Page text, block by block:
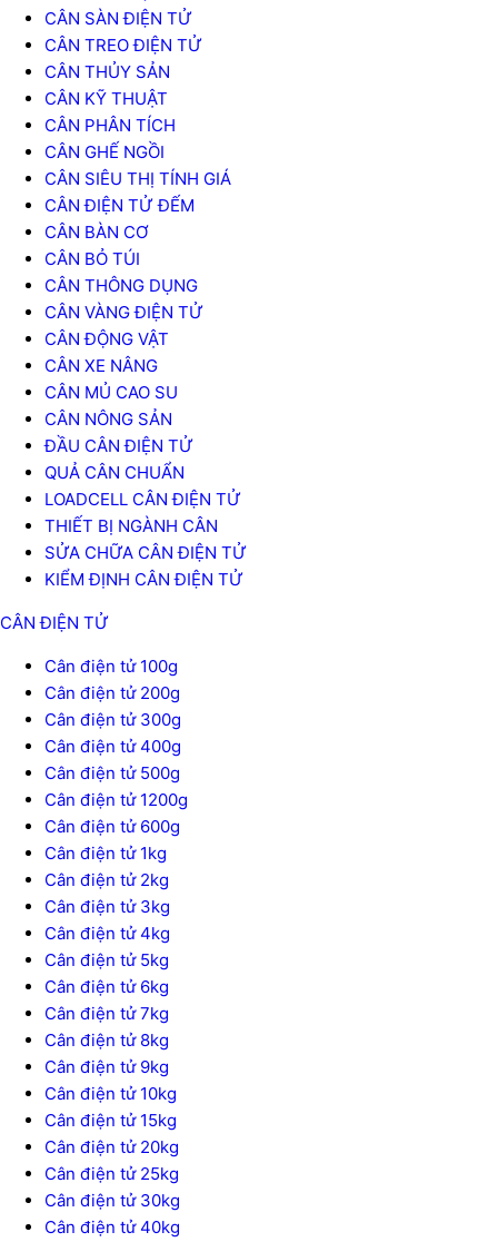
CÂN SÀN ĐIỆN TỬ
CÂN TREO ĐIỆN TỬ
CÂN THỦY SẢN
CÂN KỸ THUẬT
CÂN PHÂN TÍCH
CÂN GHẾ NGỒI
CÂN SIÊU THỊ TÍNH GIÁ
CÂN ĐIỆN TỬ ĐẾM
CÂN BÀN CƠ
CÂN BỎ TÚI
CÂN THÔNG DỤNG
CÂN VÀNG ĐIỆN TỬ
CÂN ĐỘNG VẬT
CÂN XE NÂNG
CÂN MỦ CAO SU
CÂN NÔNG SẢN
ĐẦU CÂN ĐIỆN TỬ
QUẢ CÂN CHUẨN
LOADCELL CÂN ĐIỆN TỬ
THIẾT BỊ NGÀNH CÂN
SỬA CHỮA CÂN ĐIỆN TỬ
KIỂM ĐỊNH CÂN ĐIỆN TỬ
CÂN ĐIỆN TỬ
Cân điện tử 100g
Cân điện tử 200g
Cân điện tử 300g
Cân điện tử 400g
Cân điện tử 500g
Cân điện tử 1200g
Cân điện tử 600g
Cân điện tử 1kg
Cân điện tử 2kg
Cân điện tử 3kg
Cân điện tử 4kg
Cân điện tử 5kg
Cân điện tử 6kg
Cân điện tử 7kg
Cân điện tử 8kg
Cân điện tử 9kg
Cân điện tử 10kg
Cân điện tử 15kg
Cân điện tử 20kg
Cân điện tử 25kg
Cân điện tử 30kg
Cân điện tử 40kg